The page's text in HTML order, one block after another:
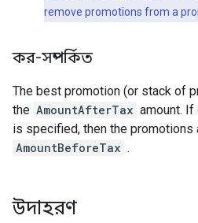
remove promotions from a
কর-সম্পর্কিত
The best promotion (or stack of
the AmountAfterTax amount. If
is specified, then the promotions
AmountBeforeTax .
উদাহরণ